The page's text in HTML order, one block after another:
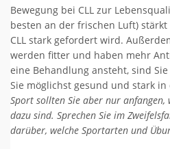
Bewegung bei CLL zur
besten an der frischen Luft)
CLL stark gefordert wird.
werden fitter und haben mehr
eine Behandlung ansteht, sind
Sie möglichst gesund und stark
Sport sollten Sie aber nur
dazu sind. Sprechen Sie im
darüber, welche Sportarten und